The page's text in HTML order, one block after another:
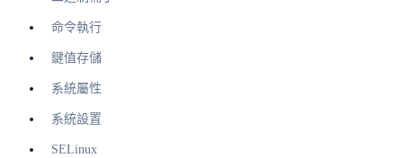
命令執行
鍵值存儲
系統屬性
系統設置
SELinux